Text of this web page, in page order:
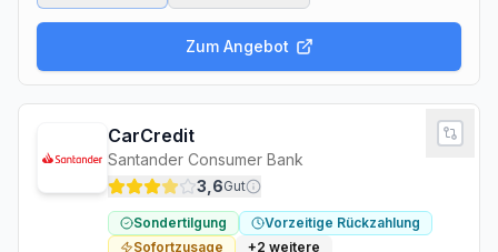
Zum Angebot
CarCredit
Santander Consumer Bank
3,6Gut
Sondertilgung
Vorzeitige Rückzahlung
Sofortzusage
+2 weitere